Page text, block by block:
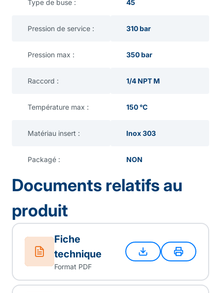
Type de buse : 45
Pression de service : 310 bar
Pression max : 350 bar
Raccord : 1/4 NPT M
Température max : 150 °C
Matériau insert : Inox 303
Packagé : NON
Documents relatifs au
produit
Fiche
technique
Format PDF